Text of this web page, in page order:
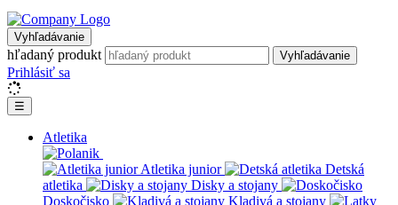
Vyhľadávanie
hľadaný produkt Vyhľadávanie
Prihlásiť sa
☰
Atletika
Atletika junior
Detská
atletika
Disky a stojany
Doskočisko
Kladivá a stojany